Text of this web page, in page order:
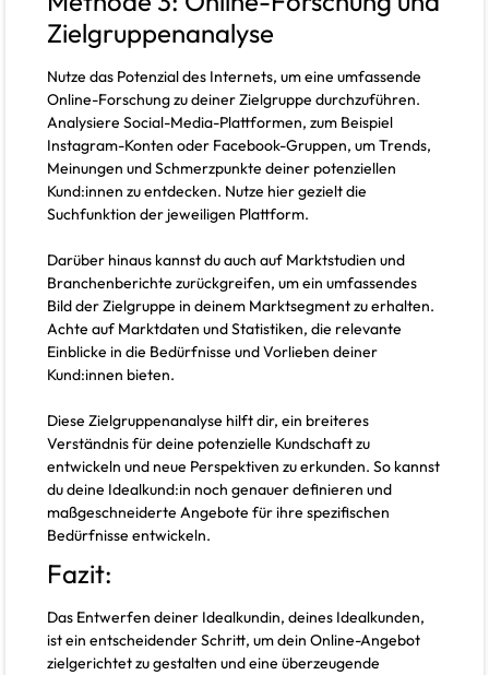
Zielgruppenanalyse
Nutze das Potenzial des Internets, um eine umfassende
Online-Forschung zu deiner Zielgruppe durchzuführen.
Analysiere Social-Media-Plattformen, zum Beispiel
Instagram-Konten oder Facebook-Gruppen, um Trends,
Meinungen und Schmerzpunkte deiner potenziellen
Kund:innen zu entdecken. Nutze hier gezielt die
Suchfunktion der jeweiligen Plattform.
Darüber hinaus kannst du auch auf Marktstudien und
Branchenberichte zurückgreifen, um ein umfassendes
Bild der Zielgruppe in deinem Marktsegment zu erhalten.
Achte auf Marktdaten und Statistiken, die relevante
Einblicke in die Bedürfnisse und Vorlieben deiner
Kund:innen bieten.
Diese Zielgruppenanalyse hilft dir, ein breiteres
Verständnis für deine potenzielle Kundschaft zu
entwickeln und neue Perspektiven zu erkunden. So kannst
du deine Idealkund:in noch genauer definieren und
maßgeschneiderte Angebote für ihre spezifischen
Bedürfnisse entwickeln.
Fazit:
Das Entwerfen deiner Idealkundin, deines Idealkunden,
ist ein entscheidender Schritt, um dein Online-Angebot
zielgerichtet zu gestalten und eine überzeugende